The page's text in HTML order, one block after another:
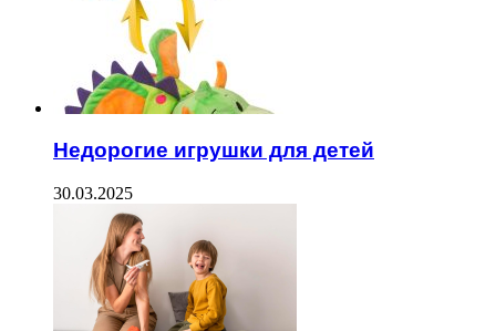
Недорогие игрушки для детей
30.03.2025